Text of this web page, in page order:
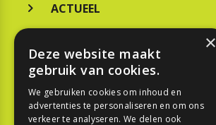
ACTUEEL
KOOPGIDS
TESTEN
×
Deze website maakt
gebruik van cookies.
We gebruiken cookies om inhoud en
advertenties te personaliseren en om ons
verkeer te analyseren. We delen ook